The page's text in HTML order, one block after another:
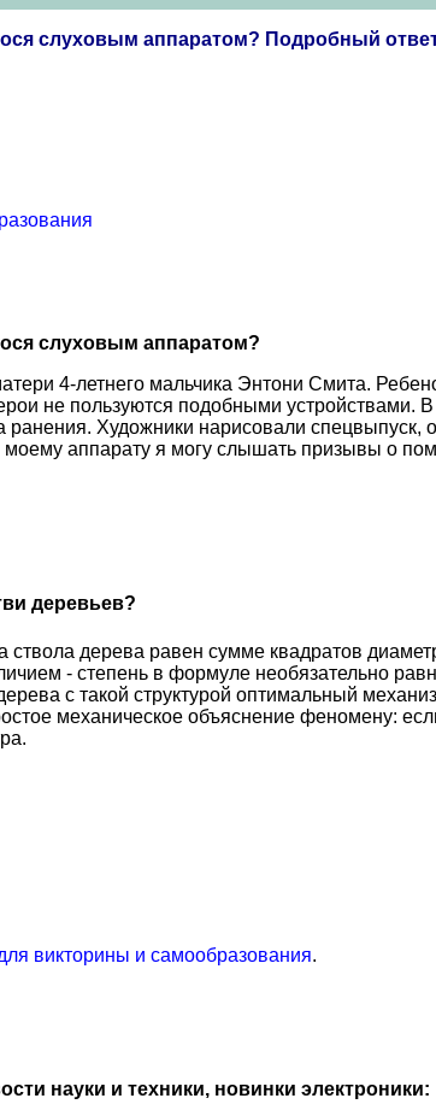
слуховым аппаратом? Подробный
слуховым аппаратом?
4-летнего мальчика Энтони Смита.
не пользуются подобными
ранения. Художники нарисовали
аппарату я могу слышать призывы о
деревьев?
дерева равен сумме квадратов
- степень в формуле необязательно
с такой структурой оптимальный
механическое объяснение феномену:
викторины и самообразования.
науки и техники, новинки электроники: